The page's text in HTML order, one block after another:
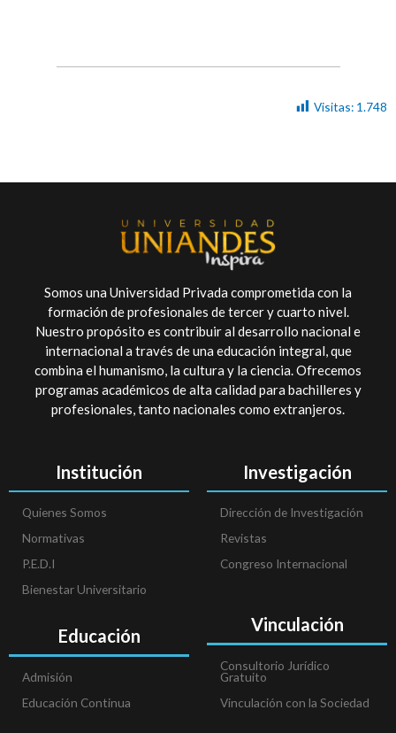
Visitas: 1.748
Somos una Universidad Privada comprometida con la
formación de profesionales de tercer y cuarto nivel.
Nuestro propósito es contribuir al desarrollo nacional e
internacional a través de una educación integral, que
combina el humanismo, la cultura y la ciencia. Ofrecemos
programas académicos de alta calidad para bachilleres y
profesionales, tanto nacionales como extranjeros.
Institución
Quienes Somos
Normativas
P.E.D.I
Bienestar Universitario
Educación
Admisión
Educación Continua
Investigación
Dirección de Investigación
Revistas
Congreso Internacional
Vinculación
Consultorio Jurídico
Gratuito
Vinculación con la Sociedad